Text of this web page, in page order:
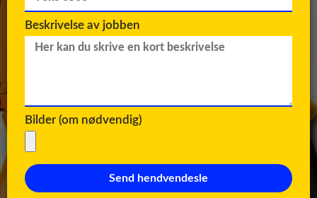
Beskrivelse av jobben
Bilder (om nødvendig)
Send hendvendesle